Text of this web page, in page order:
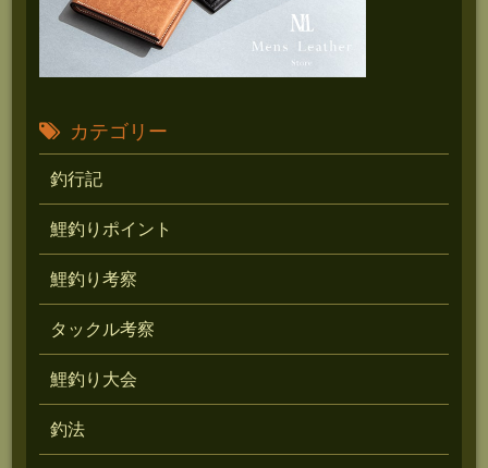
カテゴリー
釣行記
鯉釣りポイント
鯉釣り考察
タックル考察
鯉釣り大会
釣法